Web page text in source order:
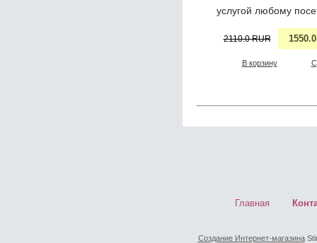
услугой любому
2110.0 RUR
В корзину
Главная
Создание Интернет-магазина